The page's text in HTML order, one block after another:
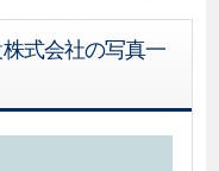
式会社の写真一